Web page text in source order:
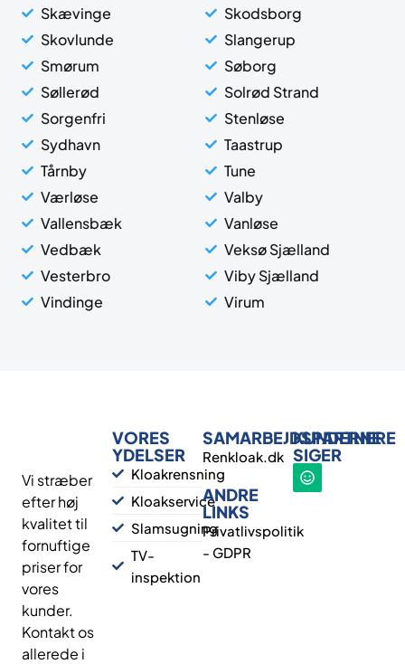
Skævinge
Skodsborg
Skovlunde
Slangerup
Smørum
Søborg
Søllerød
Solrød Strand
Sorgenfri
Stenløse
Sydhavn
Taastrup
Tårnby
Tune
Værløse
Valby
Vallensbæk
Vanløse
Vedbæk
Veksø Sjælland
Vesterbro
Viby Sjælland
Vindinge
Virum
Vi stræber
efter høj
kvalitet til
fornuftige
priser for
vores
kunder.
Kontakt os
allerede i
VORES
YDELSER
Kloakrensning
Kloakservice
Slamsugning
TV-
inspektion
SAMARBEJDSPARTNERE
Renkloak.dk
ANDRE
LINKS
Privatlivspolitik
- GDPR
KUNDERNE
SIGER